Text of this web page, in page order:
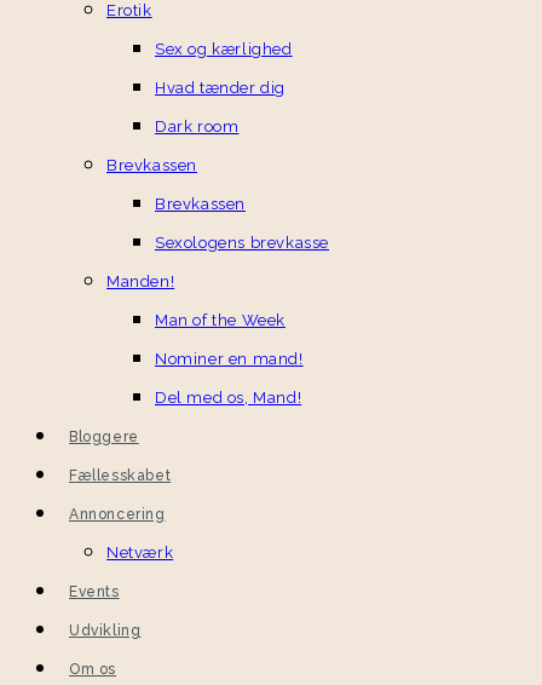
Erotik
Sex og kærlighed
Hvad tænder dig
Dark room
Brevkassen
Brevkassen
Sexologens brevkasse
Manden!
Man of the Week
Nominer en mand!
Del med os, Mand!
Bloggere
Fællesskabet
Annoncering
Netværk
Events
Udvikling
Om os